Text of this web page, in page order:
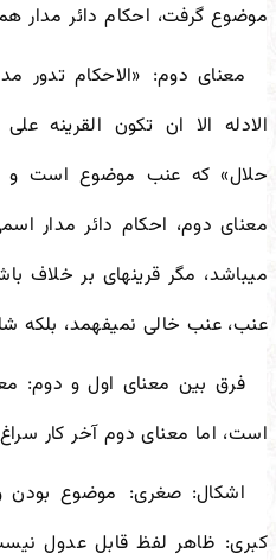
موضوع گرفت، احکام دائر مدار
معنای دوم: «الاحکام تدور
الادله الا ان تکون القرینه
حلال» که عنب موضوع است
معنای دوم، احکام دائر مدار
میباشد، مگر قرینهای بر خلاف
عنب، عنب خالی نمیفهمد، بلکه
فرق بین معنای اول و دوم:
است، اما معنای دوم آخر کار
اشکال: صغری: موضوع بودن
کبری: ظاهر لفظ قابل عدول